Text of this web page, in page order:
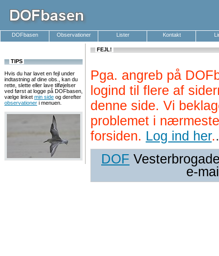
DOFbasen Observationer Lister Kontakt
TIPS
Hvis du har lavet en fejl under
indtastning af dine obs., kan du
rette, slette eller lave tilføjelser
ved først at logge på DOFbasen,
vælge linket min side og derefter
observationer i menuen.
FEJL!
Pga. angreb på
logind til flere af
denne side. Vi
problemet i
forsiden. Log ind her..
DOF
e-